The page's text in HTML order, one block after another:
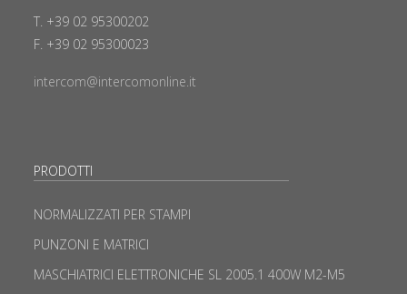
T. +39 02 95300202
F. +39 02 95300023
intercom@intercomonline.it
PRODOTTI
NORMALIZZATI PER STAMPI
PUNZONI E MATRICI
MASCHIATRICI ELETTRONICHE SL 2005.1 400W M2-M5